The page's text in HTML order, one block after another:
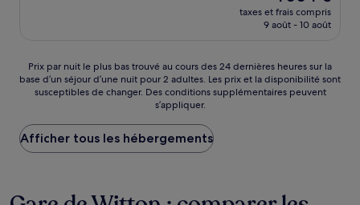
nouveau
prix
1 004 €
taxes et frais compris
9 août - 10 août
Prix
par
nuit
plus
bas
trouvé
des
Prix par nuit le plus bas trouvé au cours des 24 dernières heures sur la
base d’un séjour d’une nuit pour 2 adultes. Les prix et la disponibilité sont
susceptibles de changer. Des conditions supplémentaires peuvent
s’appliquer.
Afficher tous les hébergements